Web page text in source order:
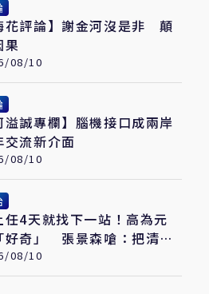
花評論】謝金河沒是非 顛
果
08/10
溢誠專欄】腦機接口成兩岸
交流新介面
08/10
任4天就找下一站！高為元
好奇」 張景森嗆：把清大
胎、準備劈腿
08/10